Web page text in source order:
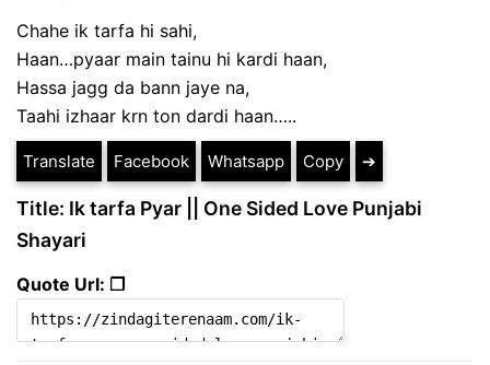
Chahe ik tarfa hi sahi,
Haan…pyaar main tainu hi kardi haan,
Hassa jagg da bann jaye na,
Taahi izhaar krn ton dardi haan…..
Translate Facebook Whatsapp Copy ➔
Title: Ik tarfa Pyar || One Sided Love Punjabi
Shayari
Quote Url: ❐